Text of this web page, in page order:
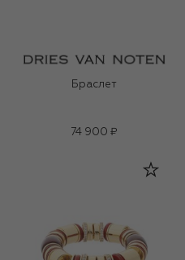
Браслет
74 900 ₽